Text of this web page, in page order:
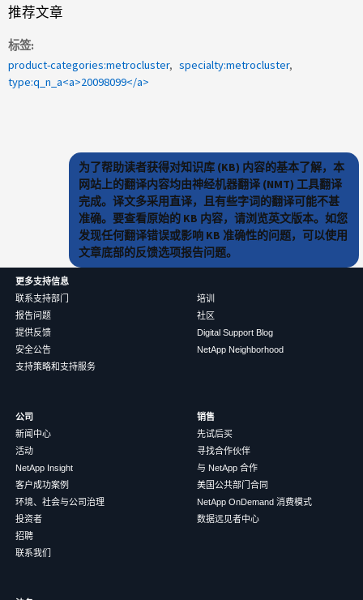
推荐文章
标签
product-categories:metrocluster
specialty:metrocluster
type:q_n_a<a>20098099</a>
为了帮助读者获得对知识库 (KB) 内容的基本了解，本
网站上的翻译内容均由神经机器翻译 (NMT) 工具翻译
完成。译文多采用直译，且有些字词的翻译可能不甚
准确。要查看原始的 KB 内容，请浏览英文版本。如您
发现任何翻译错误或影响 KB 准确性的问题，可以使用
文章底部的反馈选项报告问题。
更多支持信息
联系支持部门
报告问题
提供反馈
安全公告
支持策略和支持服务
培训
社区
Digital Support Blog
NetApp Neighborhood
公司
新闻中心
活动
NetApp Insight
客户成功案例
环境、社会与公司治理
投资者
招聘
联系我们
销售
先试后买
寻找合作伙伴
与 NetApp 合作
美国公共部门合同
NetApp OnDemand 消费模式
数据远见者中心